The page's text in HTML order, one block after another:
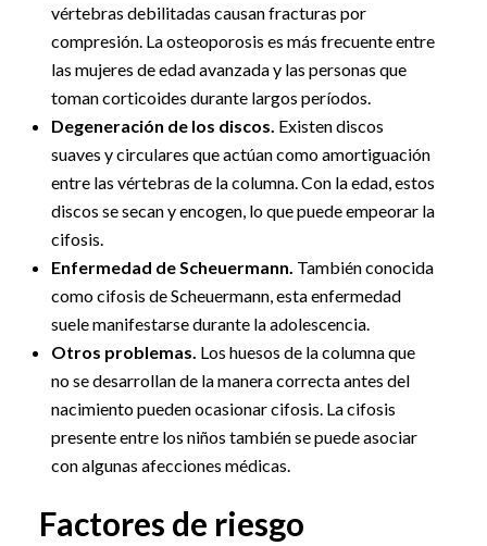
vértebras debilitadas causan fracturas por
compresión. La osteoporosis es más frecuente entre
las mujeres de edad avanzada y las personas que
toman corticoides durante largos períodos.
Degeneración de los discos. Existen discos
suaves y circulares que actúan como amortiguación
entre las vértebras de la columna. Con la edad, estos
discos se secan y encogen, lo que puede empeorar la
cifosis.
Enfermedad de Scheuermann. También conocida
como cifosis de Scheuermann, esta enfermedad
suele manifestarse durante la adolescencia.
Otros problemas. Los huesos de la columna que
no se desarrollan de la manera correcta antes del
nacimiento pueden ocasionar cifosis. La cifosis
presente entre los niños también se puede asociar
con algunas afecciones médicas.
Factores de riesgo